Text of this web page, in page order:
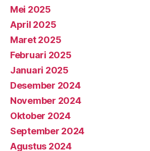
Mei 2025
April 2025
Maret 2025
Februari 2025
Januari 2025
Desember 2024
November 2024
Oktober 2024
September 2024
Agustus 2024